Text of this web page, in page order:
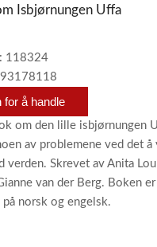
Isbjørnungen Uffa
118324
for å handle
om den lille isbjørnungen
av problemene ved det
verden. Skrevet av Anita
van der Berg. Boken
på norsk og engelsk.